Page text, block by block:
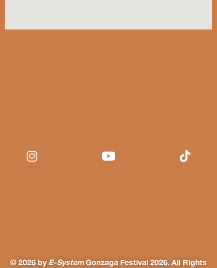
© 2026 by E-SystemGonzaga Festival 2026. All Rights